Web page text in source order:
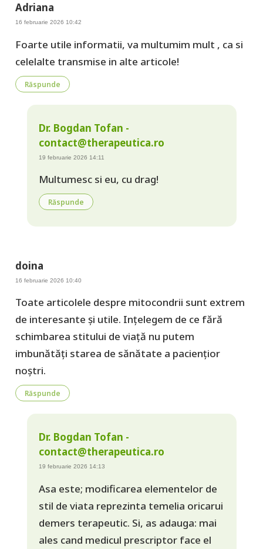
Adriana
16 februarie 2026 10:42
Foarte utile informatii, va multumim mult , ca si
celelalte transmise in alte articole!
Răspunde
Dr. Bogdan Tofan -
contact@therapeutica.ro
19 februarie 2026 14:11
Multumesc si eu, cu drag!
Răspunde
doina
16 februarie 2026 10:40
Toate articolele despre mitocondrii sunt extrem
de interesante și utile. Ințelegem de ce fără
schimbarea stitului de viață nu putem
imbunătăți starea de sănătate a paciențior
noștri.
Răspunde
Dr. Bogdan Tofan -
contact@therapeutica.ro
19 februarie 2026 14:13
Asa este; modificarea elementelor de
stil de viata reprezinta temelia oricarui
demers terapeutic. Si, as adauga: mai
ales cand medicul prescriptor face el